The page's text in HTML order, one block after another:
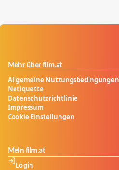
Mehr über film.at
Allgemeine Nutzungsbedingungen
Netiquette
Datenschutzrichtlinie
Impressum
Cookie Einstellungen
Mein film.at
Login